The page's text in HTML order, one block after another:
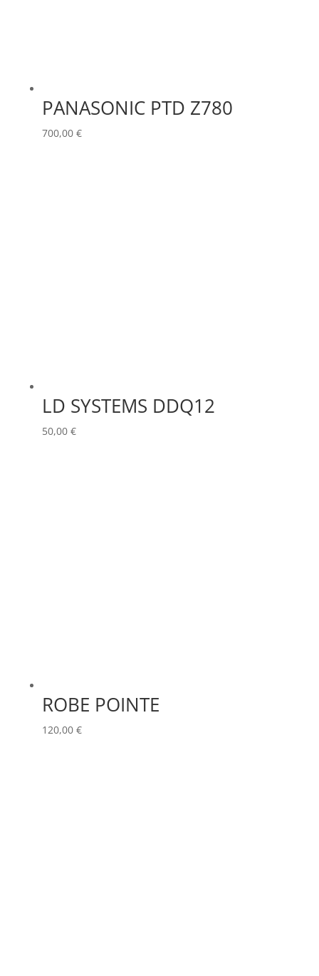
PANASONIC PTD Z780
700,00 €
LD SYSTEMS DDQ12
50,00 €
ROBE POINTE
120,00 €